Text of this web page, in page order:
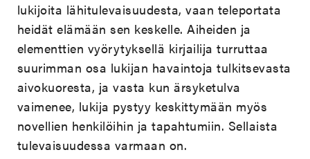
lukijoita lähitulevaisuudesta, vaan teleportata
heidät elämään sen keskelle. Aiheiden ja
elementtien vyörytyksellä kirjailija turruttaa
suurimman osa lukijan havaintoja tulkitsevasta
aivokuoresta, ja vasta kun ärsyketulva
vaimenee, lukija pystyy keskittymään myös
novellien henkilöihin ja tapahtumiin. Sellaista
tulevaisuudessa varmaan on.